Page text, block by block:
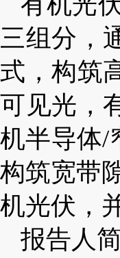
三组分，
式，构筑
可见光，
机半导体/
构筑宽带
机光伏，
报告人